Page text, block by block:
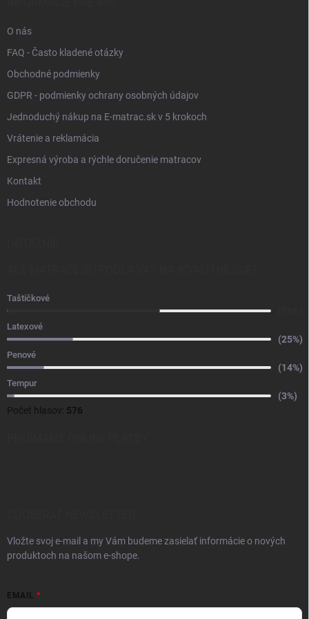
O nás
FAQ - Často kladené otázky
Obchodné podmienky
GDPR - podmienky ochrany osobných údajov
Jednoduchý nákup na E-matrac.sk v 5 krokoch
Vrátenie a reklamácia
Expresná výroba a rýchle doručenie matracov
Kontakt
Hodnotenie obchodu
Taštičkové
Latexové
(25%)
Penové
(14%)
Tempur
(3%)
Počet hlasov: 576
Vložte svoj e-mail a my Vám budeme zasielať informácie o nových
produktoch na našom e-shope.
EMAIL